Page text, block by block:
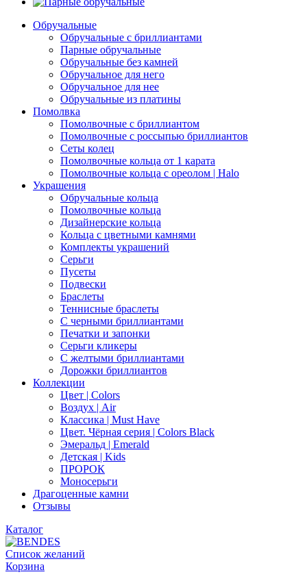
Обручальные
Обручальные с бриллиантами
Парные обручальные
Обручальные без камней
Обручальное для него
Обручальное для нее
Обручальные из платины
Помолвка
Помолвочные с бриллиантом
Помолвочные с россыпью бриллиантов
Сеты колец
Помолвочные кольца от 1 карата
Помолвочные кольца с ореолом | Halo
Украшения
Обручальные кольца
Помолвочные кольца
Дизайнерские кольца
Кольца с цветными камнями
Комплекты украшений
Серьги
Пусеты
Подвески
Браслеты
Теннисные браслеты
C черными бриллиантами
Печатки и запонки
Серьги кликеры
С желтыми бриллиантами
Дорожки бриллиантов
Коллекции
Цвет | Colors
Воздух | Air
Классика | Must Have
Цвет. Чёрная серия | Colors Black
Эмеральд | Emerald
Детская | Kids
ПРОРОК
Моносерьги
Драгоценные камни
Отзывы
Каталог
Список желаний
Корзина